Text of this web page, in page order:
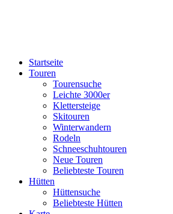
Startseite
Touren
Tourensuche
Leichte 3000er
Klettersteige
Skitouren
Winterwandern
Rodeln
Schneeschuhtouren
Neue Touren
Beliebteste Touren
Hütten
Hüttensuche
Beliebteste Hütten